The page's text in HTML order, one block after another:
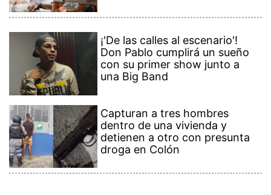
¡'De las calles al escenario'!
Don Pablo cumplirá un sueño
con su primer show junto a
una Big Band
Capturan a tres hombres
dentro de una vivienda y
detienen a otro con presunta
droga en Colón